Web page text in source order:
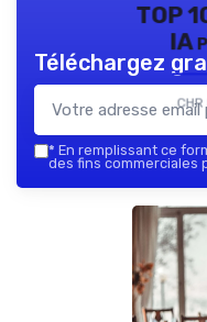
TOP
IA
Téléchargez
* En remplissant ce
des fins commerciales